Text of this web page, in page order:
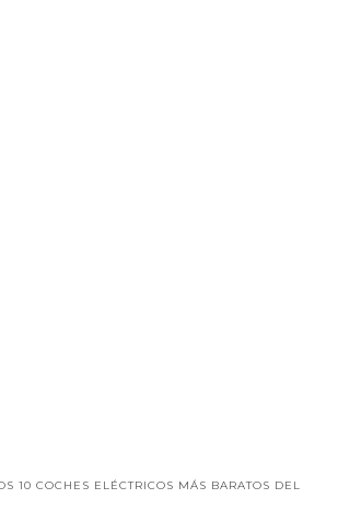
10 COCHES ELÉCTRICOS MÁS BARATOS DEL